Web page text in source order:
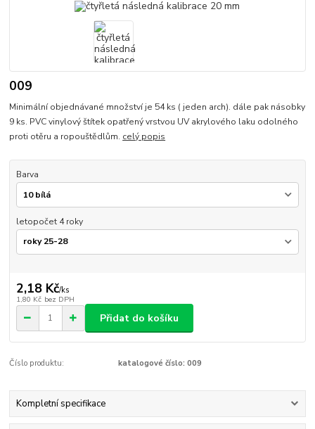
009
Minimální objednávané množství je 54 ks ( jeden arch). dále pak násobky
9 ks. PVC vinylový štítek opatřený vrstvou UV akrylového laku odolného
proti otěru a ropouštědlům. celý popis
Barva
letopočet 4 roky
2,18 Kč/ks
1,80 Kč bez DPH
Přidat do košíku
Číslo produktu: katalogové číslo: 009
Kompletní specifikace